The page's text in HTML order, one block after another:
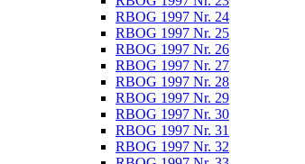
RBOG 1997 Nr. 24
RBOG 1997 Nr. 25
RBOG 1997 Nr. 26
RBOG 1997 Nr. 27
RBOG 1997 Nr. 28
RBOG 1997 Nr. 29
RBOG 1997 Nr. 30
RBOG 1997 Nr. 31
RBOG 1997 Nr. 32